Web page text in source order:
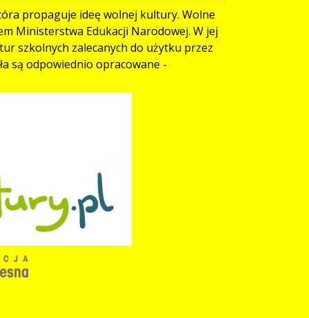
propaguje ideę wolnej kultury. Wolne
Ministerstwa Edukacji Narodowej. W jej
szkolnych zalecanych do użytku przez
są odpowiednio opracowane -